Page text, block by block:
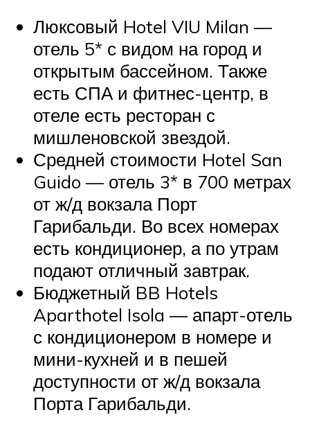
Люксовый Hotel VIU Milan —
отель 5* с видом на город и
открытым бассейном. Также
есть СПА и фитнес-центр, в
отеле есть ресторан с
мишленовской звездой.
Средней стоимости Hotel San
Guido — отель 3* в 700 метрах
от ж/д вокзала Порт
Гарибальди. Во всех номерах
есть кондиционер, а по утрам
подают отличный завтрак.
Бюджетный BB Hotels
Aparthotel Isola — апарт-отель
с кондиционером в номере и
мини-кухней и в пешей
доступности от ж/д вокзала
Порта Гарибальди.